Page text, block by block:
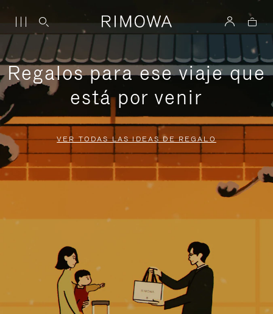
Regalos para ese viaje que
está por venir
VER TODAS LAS IDEAS DE REGALO